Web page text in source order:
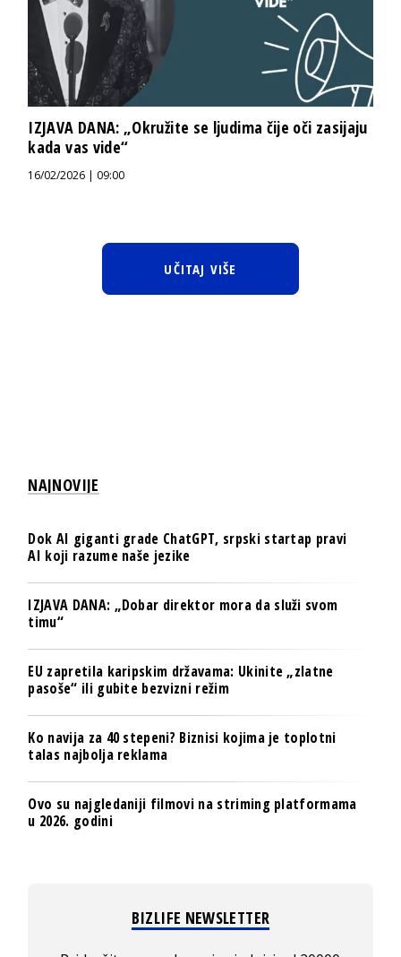
IZJAVA DANA: „Okružite se ljudima čije oči zasijaju
kada vas vide“
16/02/2026 | 09:00
UČITAJ VIŠE
NAJNOVIJE
Dok AI giganti grade ChatGPT, srpski startap pravi
AI koji razume naše jezike
IZJAVA DANA: „Dobar direktor mora da služi svom
timu“
EU zapretila karipskim državama: Ukinite „zlatne
pasoše“ ili gubite bezvizni režim
Ko navija za 40 stepeni? Biznisi kojima je toplotni
talas najbolja reklama
Ovo su najgledaniji filmovi na striming platformama
u 2026. godini
BIZLIFE NEWSLETTER